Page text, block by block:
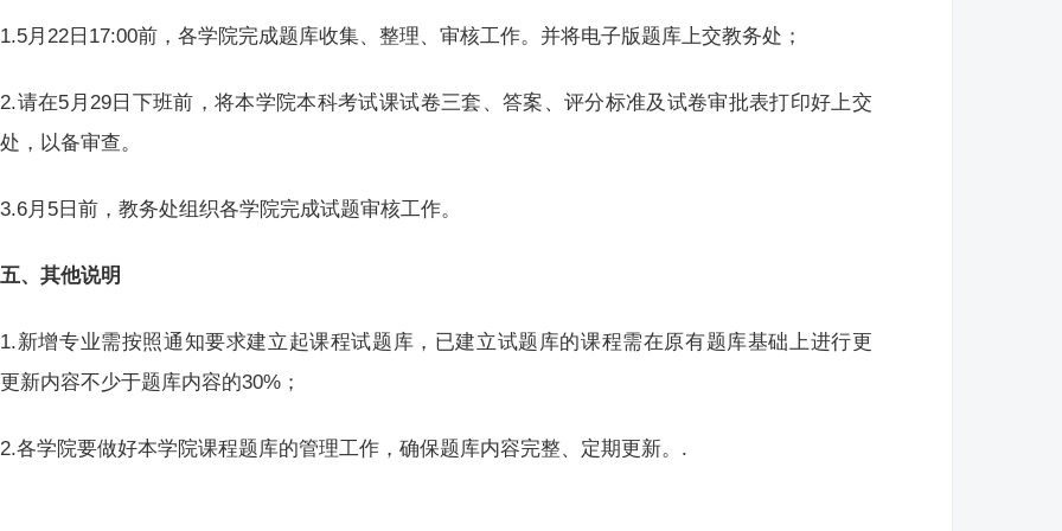
1.5月22日17:00前，各学院完成题库收集、整理、审核工作。并将电子版题库上交教务处；
2.请在5月29日下班前，将本学院本科考试课试卷三套、答案、评分标准及试卷审批表打印好上交
，以备审查。
3.6月5日前，教务处组织各学院完成试题审核工作。
五、其他说明
1.新增专业需按照通知要求建立起课程试题库，已建立试题库的课程需在原有题库基础上进行更
新内容不少于题库内容的30%；
2.各学院要做好本学院课程题库的管理工作，确保题库内容完整、定期更新。.